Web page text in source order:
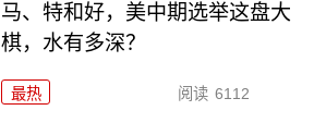
马、特和好，美中期选举这盘大
棋，水有多深？
最热 阅读 6112